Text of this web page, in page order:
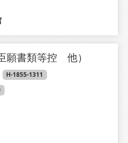
願書類等控 他）
H-1855-1311